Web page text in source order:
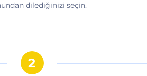
dilediğinizi seçin.